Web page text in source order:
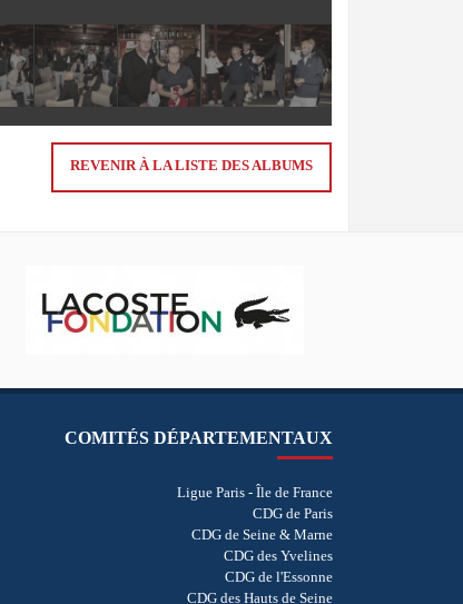
REVENIR À LA LISTE DES ALBUMS
COMITÉS DÉPARTEMENTAUX
Ligue Paris - Île de France
CDG de Paris
CDG de Seine & Marne
CDG des Yvelines
CDG de l'Essonne
CDG des Hauts de Seine